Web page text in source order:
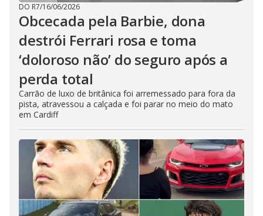
DO R7/16/06/2026
Obcecada pela Barbie, dona
destrói Ferrari rosa e toma
‘doloroso não’ do seguro após a
perda total
Carrão de luxo de britânica foi arremessado para fora da
pista, atravessou a calçada e foi parar no meio do mato
em Cardiff